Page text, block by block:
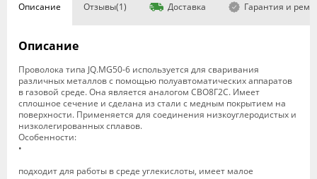
Описание Отзывы(1) Доставка Гарантия и
Описание
Проволока типа JQ.MG50-6 используется для сваривания
различных металлов с помощью полуавтоматических аппаратов
в газовой среде. Она является аналогом СВО8Г2С. Имеет
сплошное сечение и сделана из стали с медным покрытием на
поверхности. Применяется для соединения низкоуглеродистых и
низколегированных сплавов.
Особенности:
•
подходит для работы в среде углекислоты, имеет малое